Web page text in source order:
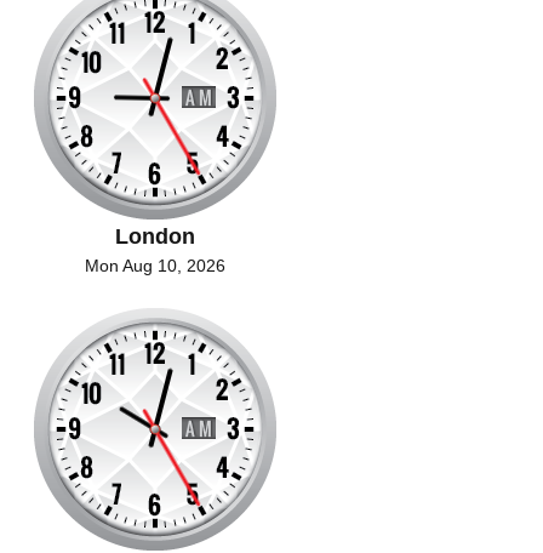
London
Mon Aug 10, 2026